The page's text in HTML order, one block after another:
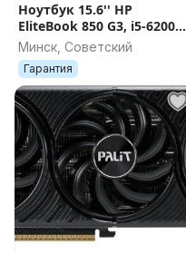
Ноутбук 15.6'' HP
EliteBook 850 G3, i5-6200U,
16GB DDR4, SSD 240GB
Минск, Советский
Гарантия